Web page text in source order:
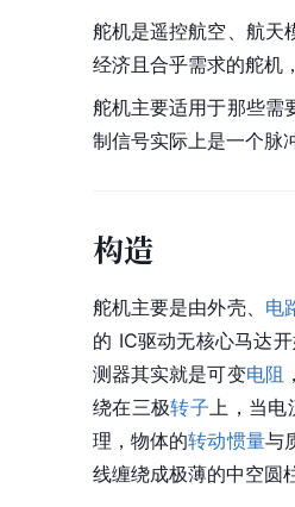
舵机是遥控航空、航天
经济且合乎需求的舵机
舵机主要适用于那些需
制信号实际上是一个脉
构造
舵机主要是由外壳、 电
的 IC驱动无核心马达
测器其实就是可变电阻
绕在三极转子 上，当
理，物体的转动惯量与
线缠绕成极薄的中空圆